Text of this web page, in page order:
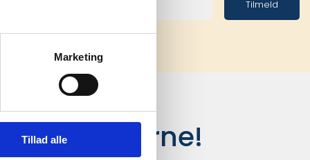
Marketing
Tillad alle
Tilmeld
kunderne!